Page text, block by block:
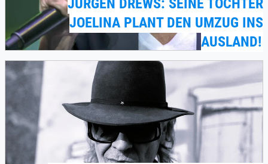
JÜRGEN DREWS: SEINE TOCHTER
JOELINA PLANT DEN UMZUG INS
AUSLAND!